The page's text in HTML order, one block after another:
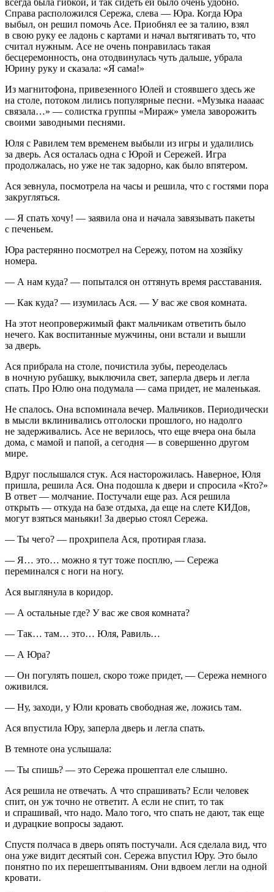
Справа расположился Сережа, слева — Юра. Когда Юра
выбыл, он решил помочь Асе. Приобнял ее за талию, взял
в свою руку ее ладонь с картами и начал вытягивать то, что
считал нужным. Асе не очень понравилась такая
бесцеремонность, она отодвинулась чуть дальше, убрала
Юрину руку и сказала: «Я сама!»
Из магнитофона, привезенного Юлей и стоявшего здесь же
на столе, потоком лились популярные песни. «Музыка наааас
связала…» — солистка группы «Мираж» умела заворожить
своими заводными песнями.
Юля с Равилем тем временем выбыли из игры и удалились
за дверь. Ася осталась одна с Юрой и Сережей. Игра
продолжалась, но уже не так задорно, как было впятером.
Ася зевнула, посмотрела на часы и решила, что с гостями пора
закругляться.
— Я спать хочу! — заявила она и начала завязывать пакеты
с печеньем.
Юра растерянно посмотрел на Сережу, потом на хозяйку
номера.
— А нам куда? — попытался он оттянуть время расставания.
— Как куда? — изумилась Ася. — У вас же своя комната.
На этот неопровержимый факт мальчикам ответить было
нечего. Как воспитанные мужчины, они встали и вышли
за дверь.
Ася прибрала на столе, почистила зубы, переоделась
в ночную рубашку, выключила свет, заперла дверь и легла
спать. Про Юлю она подумала — сама придет, не маленькая.
Не спалось. Она вспоминала вечер. Мальчиков. Периодически
в мысли вклинивались отголоски прошлого, но надолго
не задерживались. Асе не верилось, что еще вчера она была
дома, с мамой и папой, а сегодня — в совершенно другом
мире.
Вдруг послышался стук. Ася насторожилась. Наверное, Юля
пришла, решила Ася. Она подошла к двери и спросила «Кто?»
В ответ — молчание. Постучали еще раз. Ася решила
открыть — откуда на базе отдыха, да еще на слете КИДов,
могут взяться маньяки! За дверью стоял Сережа.
— Ты чего? — прохрипела Ася, протирая глаза.
— Я… это… можно я тут тоже посплю, — Сережа
переминался с ноги на ногу.
Ася выглянула в коридор.
— А остальные где? У вас же своя комната?
— Так… там… это… Юля, Равиль…
— А Юра?
— Он погулять пошел, скоро тоже придет, — Сережа немного
оживился.
— Ну, заходи, у Юли кровать свободная же, ложись там.
Ася впустила Юру, заперла дверь и легла спать.
В темноте она услышала:
— Ты спишь? — это Сережа прошептал еле слышно.
Ася решила не отвечать. А что спрашивать? Если человек
спит, он уж точно не ответит. А если не спит, то так
и спрашивай, что надо. Мало того, что спать не дают, так еще
и дурацкие вопросы задают.
Спустя полчаса в дверь опять постучали. Ася сделала вид, что
она уже видит десятый сон. Сережа впустил Юру. Это было
понятно по их перешептываниям. Они вдвоем легли на одной
кровати.